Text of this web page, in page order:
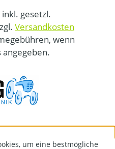
gesetzl.
Versandkosten
wenn
um eine bestmögliche